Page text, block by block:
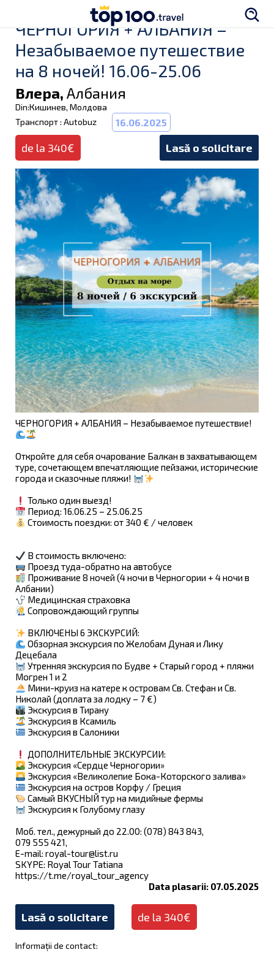
ЧЕРНОГОРИЯ + АЛБАНИЯ –
Незабываемое путешествие
на 8 ночей! 16.06-25.06
Влера, Албания
Din:Кишинев, Молдова
Транспорт : Autobuz
16.06.2025
de la 340€ Lasă o solicitare
ЧЕРНОГОРИЯ + АЛБАНИЯ – Незабываемое путешествие!
Откройте для себя очарование Балкан в захватывающем
туре, сочетающем впечатляющие пейзажи, исторические
города и сказочные пляжи!
Только один выезд!
Период: 16.06.25 – 25.06.25
Стоимость поездки: от 340 € / человек
В стоимость включено:
Проезд туда-обратно на автобусе
Проживание 8 ночей (4 ночи в Черногории + 4 ночи в
Албании)
Медицинская страховка
Сопровождающий группы
ВКЛЮЧЕНЫ 6 ЭКСКУРСИЙ:
Обзорная экскурсия по Желобам Дуная и Лику
Децебала
Утренняя экскурсия по Будве + Старый город + пляжи
Могрен 1 и 2
Мини-круиз на катере к островам Св. Стефан и Св.
Николай (доплата за лодку – 7 €)
Экскурсия в Тирану
Экскурсия в Ксамиль
Экскурсия в Салоники
ДОПОЛНИТЕЛЬНЫЕ ЭКСКУРСИИ:
Экскурсия «Сердце Черногории»
Экскурсия «Великолепие Бока-Которского залива»
Экскурсия на остров Корфу / Греция
Самый ВКУСНЫЙ тур на мидийные фермы
Экскурсия к Голубому глазу
Моб. тел., дежурный до 22.00: (078) 843 843,
079 555 421,
E-mail: royal-tour@list.ru
SKYPE: Royal Tour Tatianа
https://t.me/royal_tour_agency
Data plasarii: 07.05.2025
Lasă o solicitare de la 340€
Informații de contact: